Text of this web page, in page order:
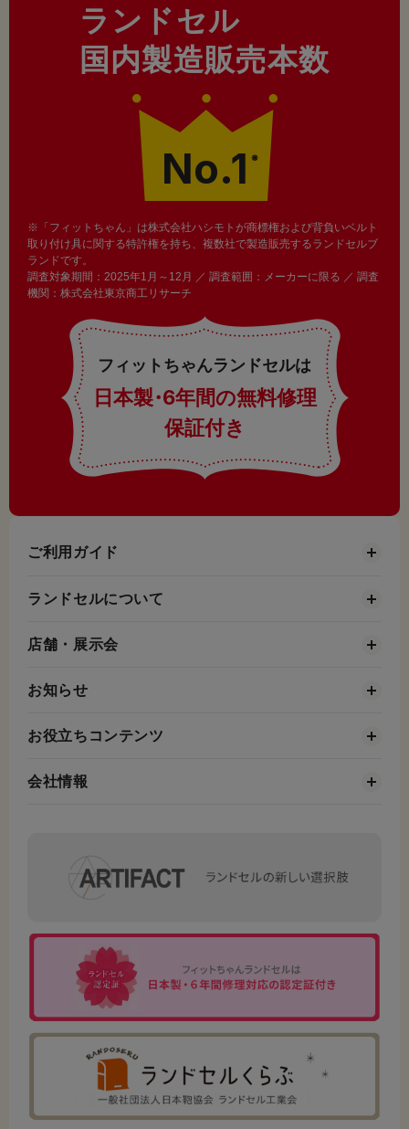
ランドセル
国内製造販売本数
No.1 ※
※「フィットちゃん」は株式会社ハシモトが商標権および背負いベルト
取り付け具に関する特許権を持ち、複数社で製造販売するランドセルブ
ランドです。
調査対象期間：2025年1月～12月 ／ 調査範囲：メーカーに限る ／ 調査
機関：株式会社東京商工リサーチ
フィットちゃんランドセルは
日本製・6年間の無料修理
保証付き
ご利用ガイド
ランドセルについて
店舗・展示会
お知らせ
お役立ちコンテンツ
会社情報